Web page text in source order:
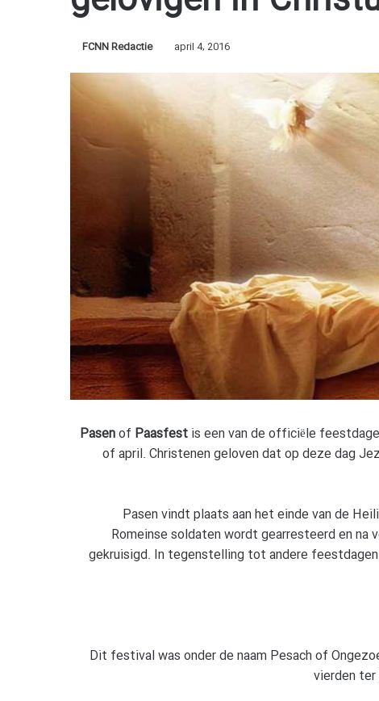
FCNN Redactie april 4, 2016
Pasenof Paasfest is een van de officiële
of april. Christenen geloven dat op deze dag
Pasen vindt plaats aan het einde van de
Romeinse soldaten wordt gearresteerd en na
gekruisigd. In tegenstelling tot andere
Dit festival was onder de naam Pesach of
vierden